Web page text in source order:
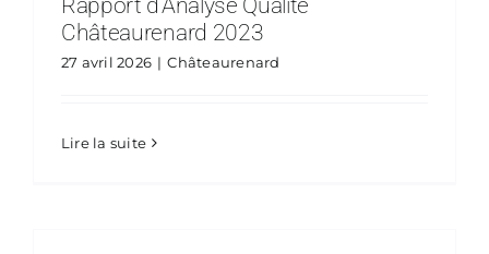
Rapport d’Analyse Qualité
Châteaurenard 2023
27 avril 2026 | Châteaurenard
Lire la suite